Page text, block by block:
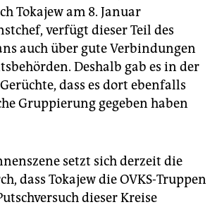
Tokajew am 8. Januar
verfügt dieser Teil des
auch über gute Verbindungen
Deshalb gab es in der
dass es dort ebenfalls
Gruppierung gegeben haben
setzt sich derzeit die
dass Tokajew die OVKS-Truppen
dieser Kreise